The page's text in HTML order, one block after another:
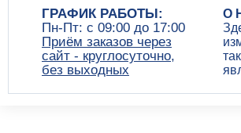
ГРАФИК РАБОТЫ:
Пн-Пт: c 09:00 до 17:00
Приём заказов через
сайт - круглосуточно,
без выходных
О